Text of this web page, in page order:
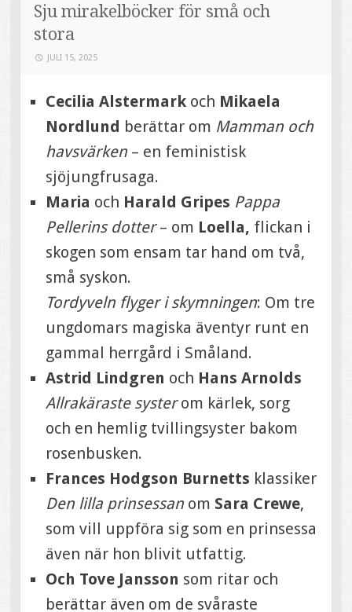
Sju mirakelböcker för små och
stora
JULI 15, 2025
Cecilia Alstermark och Mikaela
Nordlund berättar om Mamman och
havsvärken – en feministisk
sjöjungfrusaga.
Maria och Harald Gripes Pappa
Pellerins dotter– om Loella, flickan i
skogen som ensam tar hand om två,
små syskon.
Tordyveln flyger i skymningen: Om tre
ungdomars magiska äventyr runt en
gammal herrgård i Småland.
Astrid Lindgren och Hans Arnolds
Allrakäraste systerom kärlek, sorg
och en hemlig tvillingsyster bakom
rosenbusken.
Frances Hodgson Burnetts klassiker
Den lilla prinsessan om Sara Crewe,
som vill uppföra sig som en prinsessa
även när hon blivit utfattig.
Och Tove Jansson som ritar och
berättar även om de svåraste